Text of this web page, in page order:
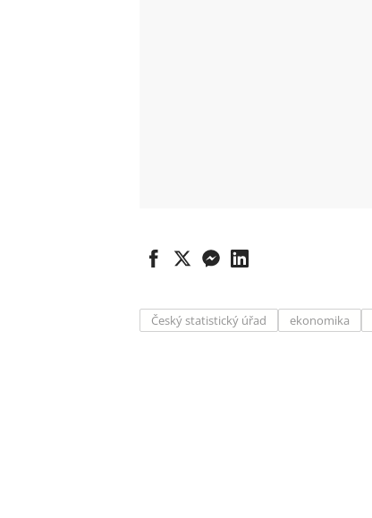
Český statistický úřad ekonomika